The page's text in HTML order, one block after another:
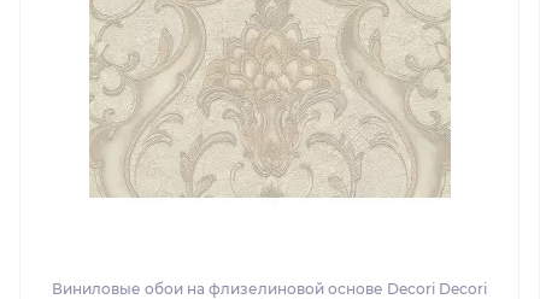
Виниловые обои на флизелиновой основе Decori Decori